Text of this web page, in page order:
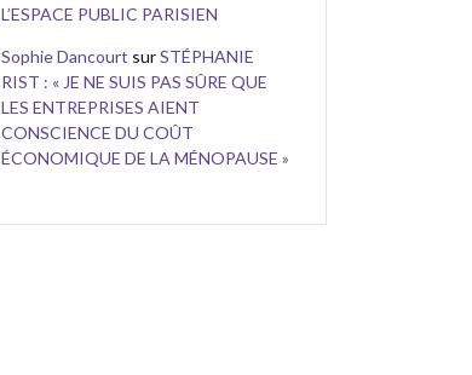
L’ESPACE PUBLIC PARISIEN
Sophie Dancourt surSTÉPHANIE
RIST : « JE NE SUIS PAS SÛRE QUE
LES ENTREPRISES AIENT
CONSCIENCE DU COÛT
ÉCONOMIQUE DE LA MÉNOPAUSE »